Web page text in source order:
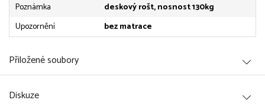
Poznámka
deskový rošt, nosnost 130kg
Upozornění
bez matrace
Přiložené soubory
Diskuze